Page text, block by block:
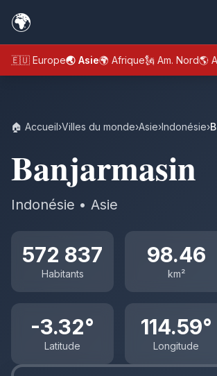
🌍
🇪🇺 Europe🌏 Asie🌍 Afrique🗽 Am. Nord🌎
🏠 Accueil›Villes du monde›Asie›Indonésie›
Banjarmasin
Indonésie • Asie
572 837
Habitants
98.46
km²
-3.32°
Latitude
114.59°
Longitude